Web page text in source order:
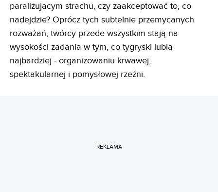
paraliżującym strachu, czy zaakceptować to, co
nadejdzie? Oprócz tych subtelnie przemycanych
rozważań, twórcy przede wszystkim stają na
wysokości zadania w tym, co tygryski lubią
najbardziej - organizowaniu krwawej,
spektakularnej i pomysłowej rzeźni.
REKLAMA